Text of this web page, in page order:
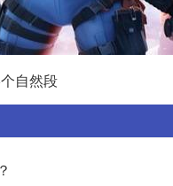
自然段